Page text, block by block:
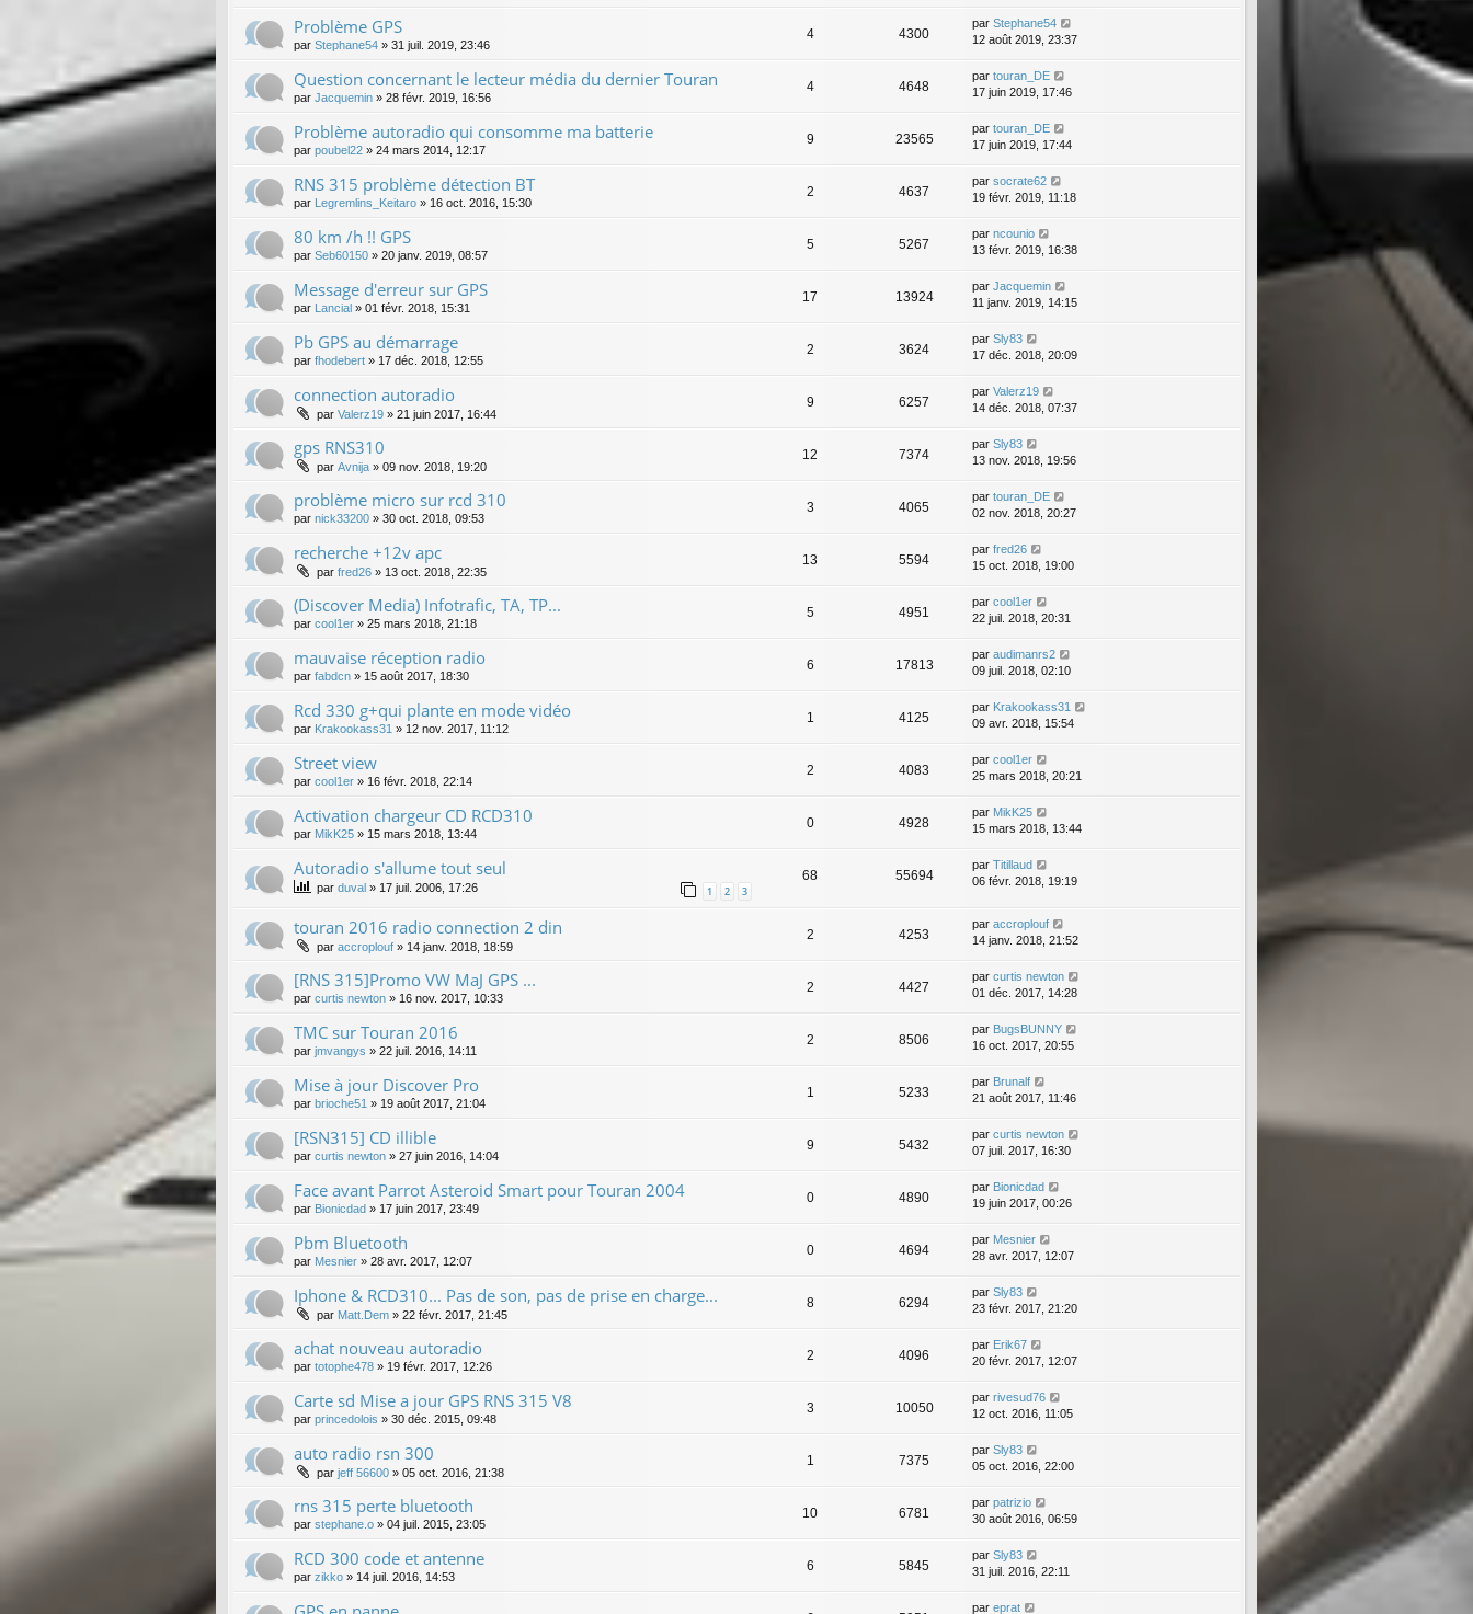
Problème GPS
par Stephane54 » 31 juil. 2019, 23:46
4 4300
par Stephane54
12 août 2019, 23:37
Question concernant le lecteur média du dernier Touran
par Jacquemin » 28 févr. 2019, 16:56
4 4648
par touran_DE
17 juin 2019, 17:46
Problème autoradio qui consomme ma batterie
par poubel22 » 24 mars 2014, 12:17
9 23565
par touran_DE
17 juin 2019, 17:44
RNS 315 problème détection BT
par Legremlins_Keitaro » 16 oct. 2016, 15:30
2 4637
par socrate62
19 févr. 2019, 11:18
80 km /h !! GPS
par Seb60150 » 20 janv. 2019, 08:57
5 5267
par ncounio
13 févr. 2019, 16:38
Message d'erreur sur GPS
par Lancial » 01 févr. 2018, 15:31
17 13924
par Jacquemin
11 janv. 2019, 14:15
Pb GPS au démarrage
par fhodebert » 17 déc. 2018, 12:55
2 3624
par Sly83
17 déc. 2018, 20:09
connection autoradio
par Valerz19 » 21 juin 2017, 16:44
9 6257
par Valerz19
14 déc. 2018, 07:37
gps RNS310
par Avnija » 09 nov. 2018, 19:20
12 7374
par Sly83
13 nov. 2018, 19:56
problème micro sur rcd 310
par nick33200 » 30 oct. 2018, 09:53
3 4065
par touran_DE
02 nov. 2018, 20:27
recherche +12v apc
par fred26 » 13 oct. 2018, 22:35
13 5594
par fred26
15 oct. 2018, 19:00
(Discover Media) Infotrafic, TA, TP...
par cool1er » 25 mars 2018, 21:18
5 4951
par cool1er
22 juil. 2018, 20:31
mauvaise réception radio
par fabdcn » 15 août 2017, 18:30
6 17813
par audimanrs2
09 juil. 2018, 02:10
Rcd 330 g+qui plante en mode vidéo
par Krakookass31 » 12 nov. 2017, 11:12
1 4125
par Krakookass31
09 avr. 2018, 15:54
Street view
par cool1er » 16 févr. 2018, 22:14
2 4083
par cool1er
25 mars 2018, 20:21
Activation chargeur CD RCD310
par MikK25 » 15 mars 2018, 13:44
0 4928
par MikK25
15 mars 2018, 13:44
Autoradio s'allume tout seul
par duval » 17 juil. 2006, 17:26 1 2 3
68 55694
par Titillaud
06 févr. 2018, 19:19
touran 2016 radio connection 2 din
par accroplouf » 14 janv. 2018, 18:59
2 4253
par accroplouf
14 janv. 2018, 21:52
[RNS 315]Promo VW MaJ GPS ...
par curtis newton » 16 nov. 2017, 10:33
2 4427
par curtis newton
01 déc. 2017, 14:28
TMC sur Touran 2016
par jmvangys » 22 juil. 2016, 14:11
2 8506
par BugsBUNNY
16 oct. 2017, 20:55
Mise à jour Discover Pro
par brioche51 » 19 août 2017, 21:04
1 5233
par Brunalf
21 août 2017, 11:46
[RSN315] CD illible
par curtis newton » 27 juin 2016, 14:04
9 5432
par curtis newton
07 juil. 2017, 16:30
Face avant Parrot Asteroid Smart pour Touran 2004
par Bionicdad » 17 juin 2017, 23:49
0 4890
par Bionicdad
19 juin 2017, 00:26
Pbm Bluetooth
par Mesnier » 28 avr. 2017, 12:07
0 4694
par Mesnier
28 avr. 2017, 12:07
Iphone & RCD310... Pas de son, pas de prise en charge...
par Matt.Dem » 22 févr. 2017, 21:45
8 6294
par Sly83
23 févr. 2017, 21:20
achat nouveau autoradio
par totophe478 » 19 févr. 2017, 12:26
2 4096
par Erik67
20 févr. 2017, 12:07
Carte sd Mise a jour GPS RNS 315 V8
par princedolois » 30 déc. 2015, 09:48
3 10050
par rivesud76
12 oct. 2016, 11:05
auto radio rsn 300
par jeff 56600 » 05 oct. 2016, 21:38
1 7375
par Sly83
05 oct. 2016, 22:00
rns 315 perte bluetooth
par stephane.o » 04 juil. 2015, 23:05
10 6781
par patrizio
30 août 2016, 06:59
RCD 300 code et antenne
par zikko » 14 juil. 2016, 14:53
6 5845
par Sly83
31 juil. 2016, 22:11
par eprat